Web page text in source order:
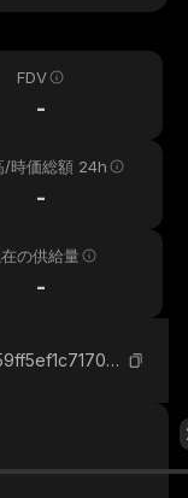
FDV
-
/時価総額 24h
-
の供給量
-
0x1e759ff5ef1c717005ccdfb1e275d6b4221f5234_binance_smart